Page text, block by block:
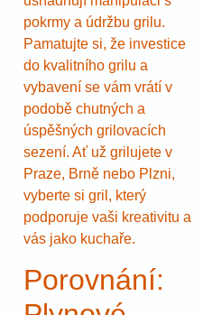
pokrmy a údržbu grilu.
Pamatujte si, že investice
do kvalitního grilu a
vybavení se vám vrátí v
podobě chutných a
úspěšných grilovacích
sezení. Ať už grilujete v
Praze, Brně nebo Plzni,
vyberte si gril, který
podporuje vaši kreativitu a
vás jako kuchaře.
Porovnání: